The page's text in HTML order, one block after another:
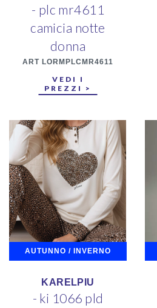
- plc mr4611
camicia notte
donna
ART LORMPLCMR4611
VEDI I
PREZZI >
AUTUNNO / INVERNO
KARELPIU
- ki 1066 pld